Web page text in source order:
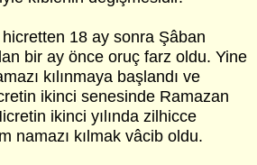
18 ay sonra Şâban
bir ay önce oruç farz oldu. Yine
kılınmaya başlandı ve
ikinci senesinde Ramazan
ikinci yılında zilhicce
namazı kılmak vâcib oldu.